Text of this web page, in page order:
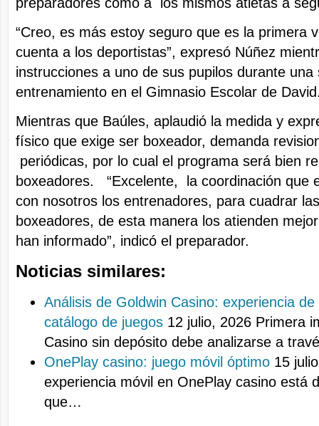
“Creo, es más estoy seguro que es la primera
cuenta a los deportistas”, expresó Núñez
instrucciones a uno de sus pupilos durante una
entrenamiento en el Gimnasio Escolar de
Mientras que Baúles, aplaudió la medida y
físico que exige ser boxeador, demanda
periódicas, por lo cual el programa será bien
boxeadores. “Excelente, la coordinación que
con nosotros los entrenadores, para cuadrar
boxeadores, de esta manera los atienden
han informado”, indicó el preparador.
Noticias similares:
Análisis de Goldwin Casino: experiencia
catálogo de juegos 12 julio, 2026 Primera
Casino sin depósito debe analizarse a
OnePlay casino: juego móvil óptimo 15
experiencia móvil en OnePlay casino está
que…